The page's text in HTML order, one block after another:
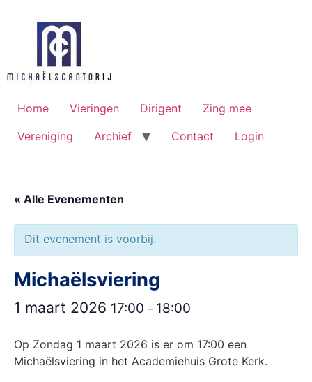
Home Vieringen Dirigent
Zing mee
Vereniging
Archief Contact Login
« Alle Evenementen
Dit evenement is voorbij.
Michaëlsviering
1 maart 2026 17:00 – 18:00
Op Zondag 1 maart 2026 is er om 17:00 een
Michaëlsviering in het Academiehuis Grote Kerk.